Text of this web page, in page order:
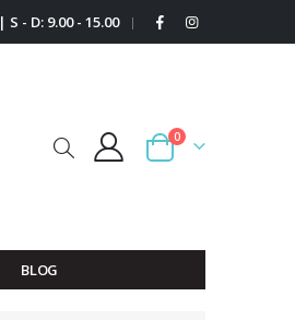
S - D: 9.00 - 15.00 |
Cart
0
BLOG